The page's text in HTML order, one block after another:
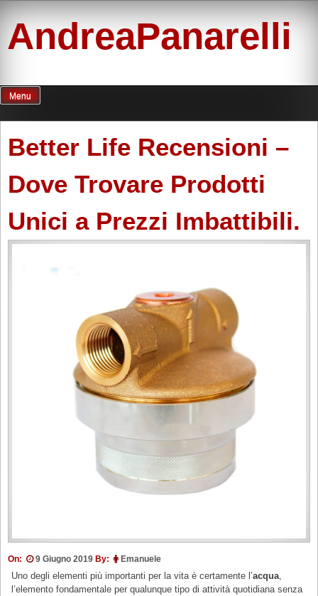
content
AndreaPanarelli
Menu
Better Life Recensioni –
Dove Trovare Prodotti
Unici a Prezzi Imbattibili.
On: 9 Giugno 2019 By: Emanuele
Uno degli elementi più importanti per la vita è certamente l’acqua,
l’elemento fondamentale per qualunque tipo di attività quotidiana senza